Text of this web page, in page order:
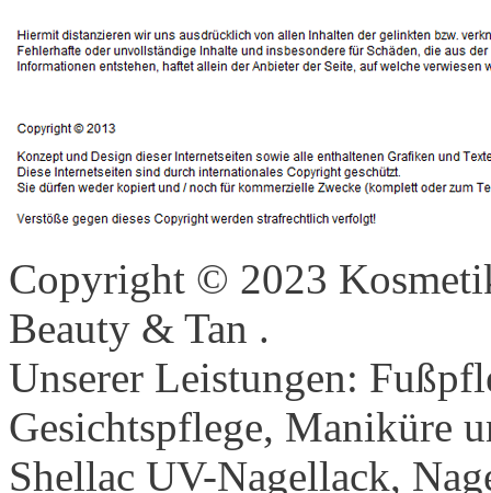
Copyright © 2023
Beauty & Tan .
Unserer Leistungen:
Gesichtspflege, Maniküre
Shellac UV-Nagellack,